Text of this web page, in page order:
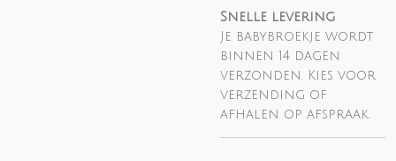
Snelle levering
Je babybroekje wordt
binnen 14 dagen
verzonden. Kies voor
verzending of
afhalen op afspraak.